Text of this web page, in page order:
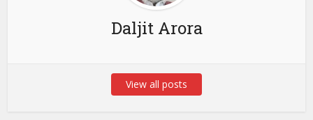
Daljit Arora
View all posts